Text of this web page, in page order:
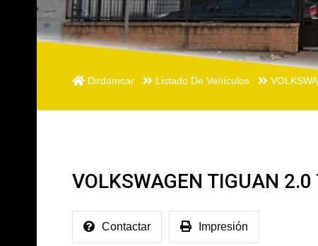
Dirdamcar Listado De Vehículos
VOLKSWAGEN TIGUAN
Contactar Impresión